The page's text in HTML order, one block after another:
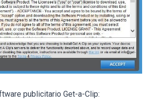
publicitario Get-a-Clip: